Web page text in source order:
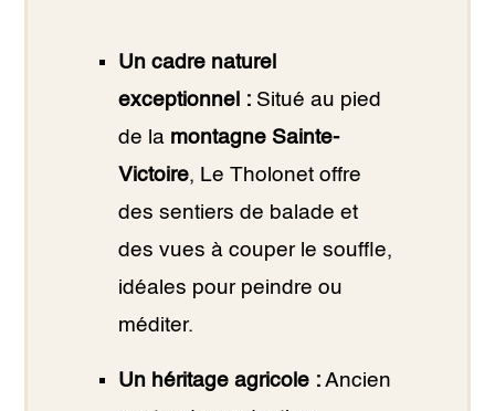
Un cadre naturel
exceptionnel : Situé au pied
de la montagne Sainte-
Victoire, Le Tholonet offre
des sentiers de balade et
des vues à couper le souffle,
idéales pour peindre ou
méditer.
Un héritage agricole : Ancien